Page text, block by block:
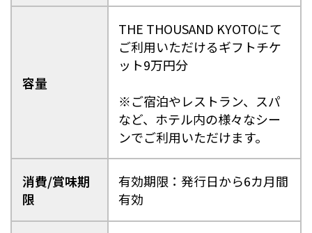
容量
THE THOUSAND KYOTOにて
ご利用いただけるギフトチケ
ット9万円分
※ご宿泊やレストラン、スパ
など、ホテル内の様々なシー
ンでご利用いただけます。
消費/賞味期
限
有効期限：発行日から6カ月間
有効